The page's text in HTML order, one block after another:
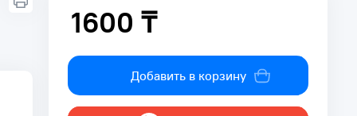
1600 ₸
1600 ₸
Добавить в корзину